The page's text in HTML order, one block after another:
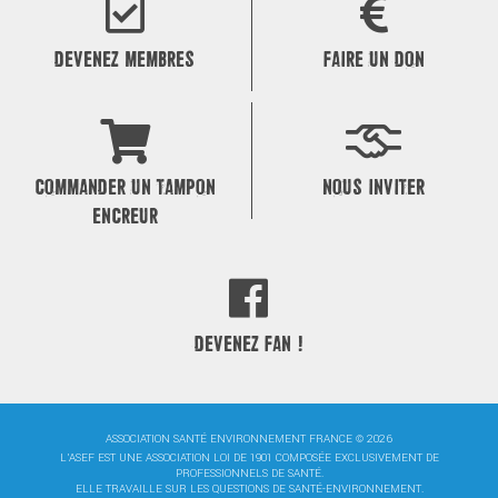
DEVENEZ MEMBRES FAIRE UN DON
COMMANDER UN TAMPON
ENCREUR
NOUS INVITER
DEVENEZ FAN !
ASSOCIATION SANTÉ ENVIRONNEMENT FRANCE © 2026
L'ASEF EST UNE ASSOCIATION LOI DE 1901 COMPOSÉE EXCLUSIVEMENT DE
PROFESSIONNELS DE SANTÉ.
ELLE TRAVAILLE SUR LES QUESTIONS DE SANTÉ-ENVIRONNEMENT.